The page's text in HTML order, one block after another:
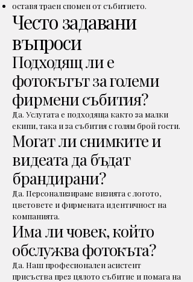
оставя траен спомен от събитието.
Често задавани
въпроси
Подходящ ли е
фотокътът за големи
фирмени събития?
Да. Услугата е подходяща както за малки
екипи, така и за събития с голям брой гости.
Могат ли снимките и
видеата да бъдат
брандирани?
Да. Персонализираме визията с логото,
цветовете и фирмената идентичност на
компанията.
Има ли човек, който
обслужва фотокъта?
Да. Наш професионален асистент
присъства през цялото събитие и помага на